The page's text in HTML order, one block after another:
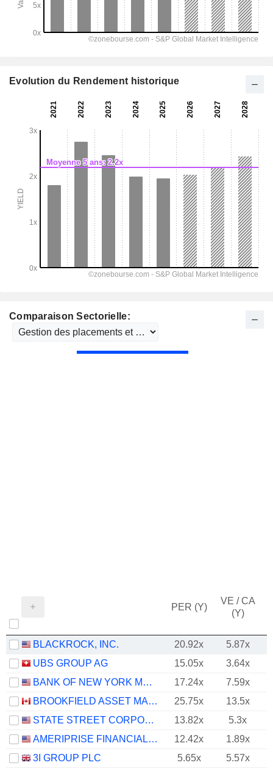
Comparaison Sectorielle:
PER (Y)
VE / CA
(Y)
BLACKROCK, INC. 20.92x 5.87x
UBS GROUP AG
15.05x
3.64x
BANK OF NEW YORK MELLON CORPORATION (THE)
17.24x
7.59x
BROOKFIELD ASSET MANAGEMENT LTD.
25.75x 13.5x
STATE STREET CORPORATION
13.82x
5.3x
AMERIPRISE FINANCIAL, INC.
12.42x
1.89x
3I GROUP PLC
5.65x
5.57x
Evolution du Rendement historique